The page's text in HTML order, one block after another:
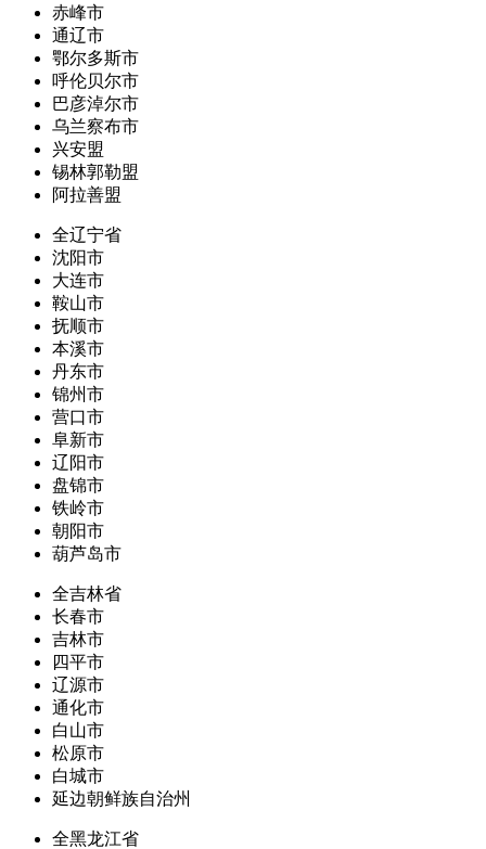
赤峰市
通辽市
鄂尔多斯市
呼伦贝尔市
巴彦淖尔市
乌兰察布市
兴安盟
锡林郭勒盟
阿拉善盟
全辽宁省
沈阳市
大连市
鞍山市
抚顺市
本溪市
丹东市
锦州市
营口市
阜新市
辽阳市
盘锦市
铁岭市
朝阳市
葫芦岛市
全吉林省
长春市
吉林市
四平市
辽源市
通化市
白山市
松原市
白城市
延边朝鲜族自治州
全黑龙江省